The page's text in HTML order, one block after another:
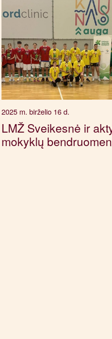
2025 m. birželio 16 d.
LMŽ Sveikesnė ir
mokyklų